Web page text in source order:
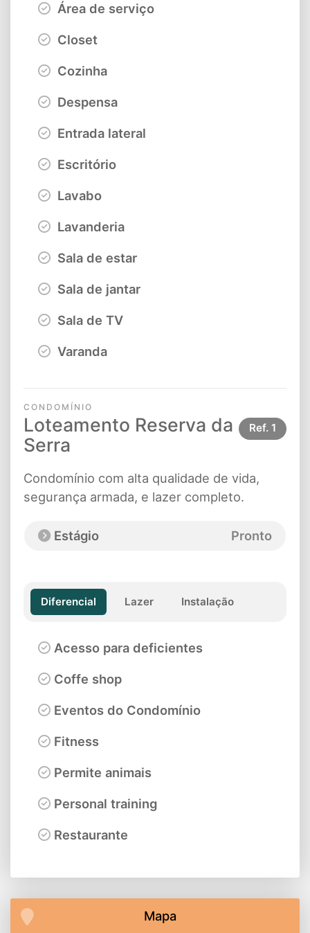
Área de serviço
Closet
Cozinha
Despensa
Entrada lateral
Escritório
Lavabo
Lavanderia
Sala de estar
Sala de jantar
Sala de TV
Varanda
CONDOMÍNIO
Loteamento Reserva da
Serra
Ref. 1
Condomínio com alta qualidade de vida,
segurança armada, e lazer completo.
Estágio Pronto
Diferencial Lazer Instalação
Acesso para deficientes
Coffe shop
Eventos do Condomínio
Fitness
Permite animais
Personal training
Restaurante
Mapa